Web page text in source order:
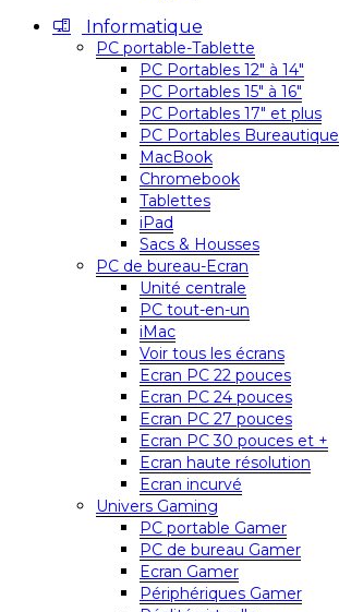
Informatique
PC portable-Tablette
PC Portables 12″ à 14″
PC Portables 15″ à 16″
PC Portables 17″ et plus
PC Portables Bureautique
MacBook
Chromebook
Tablettes
iPad
Sacs & Housses
PC de bureau-Ecran
Unité centrale
PC tout-en-un
iMac
Voir tous les écrans
Ecran PC 22 pouces
Ecran PC 24 pouces
Ecran PC 27 pouces
Ecran PC 30 pouces et +
Ecran haute résolution
Ecran incurvé
Univers Gaming
PC portable Gamer
PC de bureau Gamer
Ecran Gamer
Périphériques Gamer